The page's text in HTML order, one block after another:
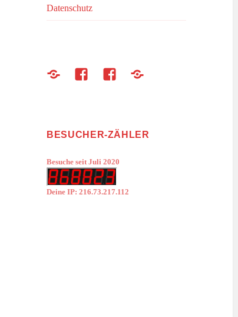
Datenschutz
zooplusFB
FB
Pfoten
Formulare
BESUCHER-ZÄHLER
Besuche seit Juli 2020
Deine IP: 216.73.217.112